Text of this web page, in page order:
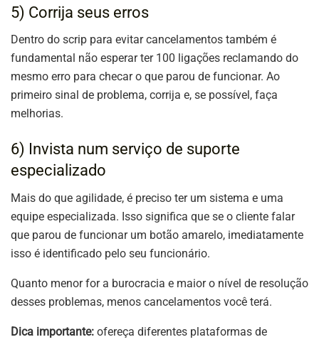
5) Corrija seus erros
Dentro do scrip para evitar cancelamentos também é
fundamental não esperar ter 100 ligações reclamando do
mesmo erro para checar o que parou de funcionar. Ao
primeiro sinal de problema, corrija e, se possível, faça
melhorias.
6) Invista num serviço de suporte
especializado
Mais do que agilidade, é preciso ter um sistema e uma
equipe especializada. Isso significa que se o cliente falar
que parou de funcionar um botão amarelo, imediatamente
isso é identificado pelo seu funcionário.
Quanto menor for a burocracia e maior o nível de resolução
desses problemas, menos cancelamentos você terá.
Dica importante: ofereça diferentes plataformas de